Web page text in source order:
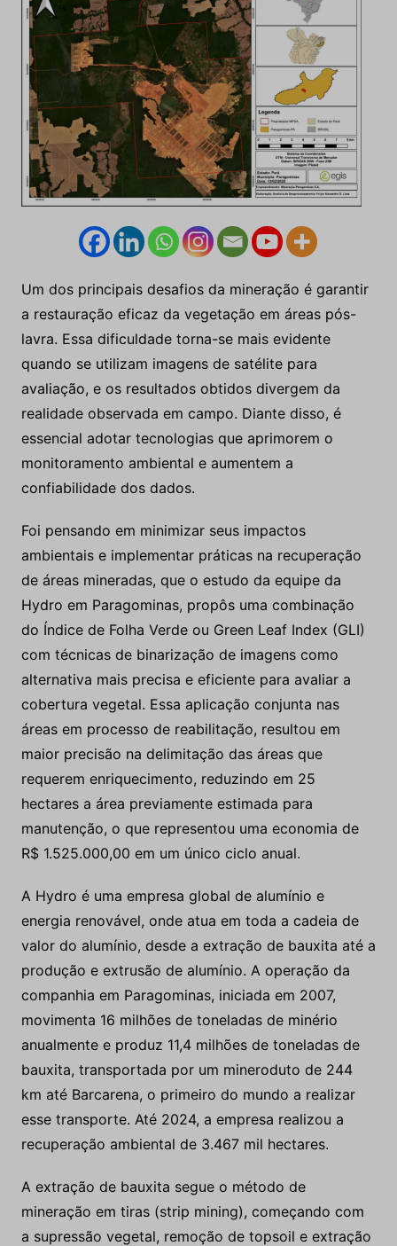
Um dos principais desafios da mineração é garantir
a restauração eficaz da vegetação em áreas pós-
lavra. Essa dificuldade torna-se mais evidente
quando se utilizam imagens de satélite para
avaliação, e os resultados obtidos divergem da
realidade observada em campo. Diante disso, é
essencial adotar tecnologias que aprimorem o
monitoramento ambiental e aumentem a
confiabilidade dos dados.
Foi pensando em minimizar seus impactos
ambientais e implementar práticas na recuperação
de áreas mineradas, que o estudo da equipe da
Hydro em Paragominas, propôs uma combinação
do Índice de Folha Verde ou Green Leaf Index (GLI)
com técnicas de binarização de imagens como
alternativa mais precisa e eficiente para avaliar a
cobertura vegetal. Essa aplicação conjunta nas
áreas em processo de reabilitação, resultou em
maior precisão na delimitação das áreas que
requerem enriquecimento, reduzindo em 25
hectares a área previamente estimada para
manutenção, o que representou uma economia de
R$ 1.525.000,00 em um único ciclo anual.
A Hydro é uma empresa global de alumínio e
energia renovável, onde atua em toda a cadeia de
valor do alumínio, desde a extração de bauxita até a
produção e extrusão de alumínio. A operação da
companhia em Paragominas, iniciada em 2007,
movimenta 16 milhões de toneladas de minério
anualmente e produz 11,4 milhões de toneladas de
bauxita, transportada por um mineroduto de 244
km até Barcarena, o primeiro do mundo a realizar
esse transporte. Até 2024, a empresa realizou a
recuperação ambiental de 3.467 mil hectares.
A extração de bauxita segue o método de
mineração em tiras (strip mining), começando com
a supressão vegetal, remoção de topsoil e extração